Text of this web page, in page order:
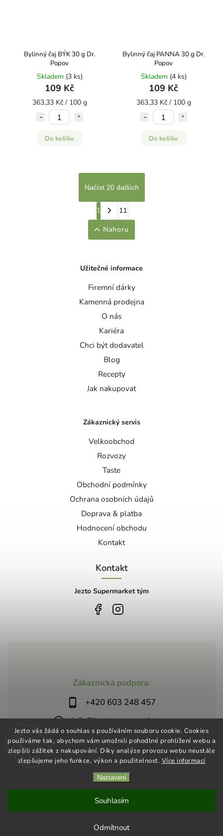
Jezto vás žádá o souhlas s používáním souboru cookie. Cookies
používáme tak, abychom vám umožnili pohodlné prohlížení webu a
zlepšili zážitek z nakupování. Díky analýze provozu webu neustále
zlepšujeme jeho funkce, výkon a použitelnost. Více informací
Nastavení
Odmítnout
Souhlasím
Bylinný čaj BÝK 30 g Dr.
Popov
Skladem (3 ks)
109 Kč
363,33 Kč / 100 g
Do košíku
Bylinný čaj PANNA 30 g Dr.
Popov
Skladem (4 ks)
109 Kč
363,33 Kč / 100 g
Do košíku
Načíst 20 dalších
1
11
Nahoru
Zákaznická podpora:
+420 603 248 457
info@jeztosupermarket.cz
Užitečné informace
Firemní dárky
Kamenná prodejna
O nás
Kariéra
Chci být dodavatel
Blog
Recepty
Jak nakupovat
Zákaznický servis
Velkoobchod
Rozvozy
Taste
Obchodní podmínky
Ochrana osobních údajů
Doprava & platba
Hodnocení obchodu
Kontakt
Kontakt
Jezto Supermarket tým
Shoptet| Design